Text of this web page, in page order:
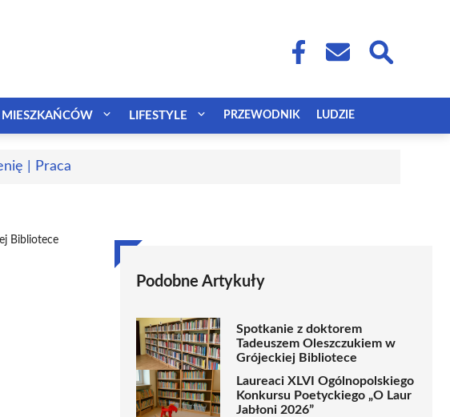
MIESZKAŃCÓW LIFESTYLE PRZEWODNIK LUDZIE
| Praca
Bibliotece
Podobne Artykuły
Spotkanie z doktorem
Tadeuszem Oleszczukiem w
Grójeckiej Bibliotece
Laureaci XLVI Ogólnopolskiego
Konkursu Poetyckiego „O Laur
Jabłoni 2026”